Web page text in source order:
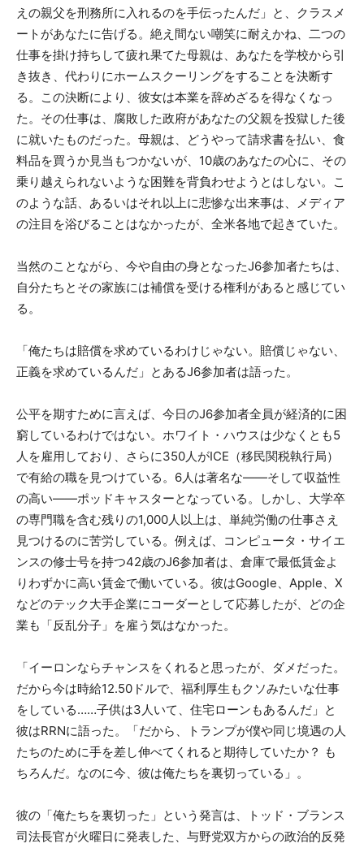
えの親父を刑務所に入れるのを手伝ったんだ」と、クラスメ
ートがあなたに告げる。絶え間ない嘲笑に耐えかね、二つの
仕事を掛け持ちして疲れ果てた母親は、あなたを学校から引
き抜き、代わりにホームスクーリングをすることを決断す
る。この決断により、彼女は本業を辞めざるを得なくなっ
た。その仕事は、腐敗した政府があなたの父親を投獄した後
に就いたものだった。母親は、どうやって請求書を払い、食
料品を買うか見当もつかないが、10歳のあなたの心に、その
乗り越えられないような困難を背負わせようとはしない。こ
のような話、あるいはそれ以上に悲惨な出来事は、メディア
の注目を浴びることはなかったが、全米各地で起きていた。
当然のことながら、今や自由の身となったJ6参加者たちは、
自分たちとその家族には補償を受ける権利があると感じてい
る。
「俺たちは賠償を求めているわけじゃない。賠償じゃない、
正義を求めているんだ」とあるJ6参加者は語った。
公平を期すために言えば、今日のJ6参加者全員が経済的に困
窮しているわけではない。ホワイト・ハウスは少なくとも5
人を雇用しており、さらに350人がICE（移民関税執行局）
で有給の職を見つけている。6人は著名な――そして収益性
の高い――ポッドキャスターとなっている。しかし、大学卒
の専門職を含む残りの1,000人以上は、単純労働の仕事さえ
見つけるのに苦労している。例えば、コンピュータ・サイエ
ンスの修士号を持つ42歳のJ6参加者は、倉庫で最低賃金よ
りわずかに高い賃金で働いている。彼はGoogle、Apple、X
などのテック大手企業にコーダーとして応募したが、どの企
業も「反乱分子」を雇う気はなかった。
「イーロンならチャンスをくれると思ったが、ダメだった。
だから今は時給12.50ドルで、福利厚生もクソみたいな仕事
をしている……子供は3人いて、住宅ローンもあるんだ」と
彼はRRNに語った。「だから、トランプが僕や同じ境遇の人
たちのために手を差し伸べてくれると期待していたか？ も
ちろんだ。なのに今、彼は俺たちを裏切っている」。
彼の「俺たちを裏切った」という発言は、トッド・ブランス
司法長官が火曜日に発表した、与野党双方からの政治的反発